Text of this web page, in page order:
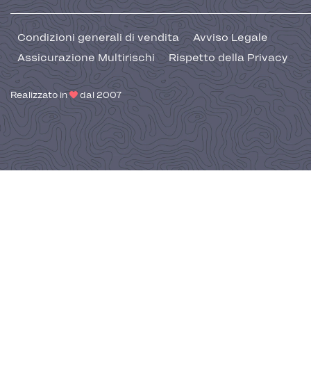
Condizioni generali di vendita
Avviso Legale
Assicurazione Multirischi
Rispetto della Privacy
Realizzato in dal 2007